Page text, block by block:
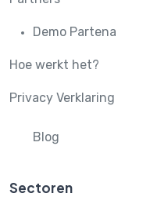
Demo Partena
Hoe werkt het?
Privacy Verklaring
Blog
Sectoren